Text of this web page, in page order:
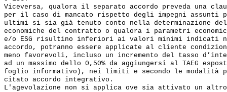
Viceversa, qualora il separato accordo preveda una
per il caso di mancato rispetto degli impegni assunti
ultimi si sia già tenuto conto nella determinazione
economiche del contratto o qualora i parametri
e/o ESG risultino inferiori ai valori minimi indicati
accordo, potranno essere applicate al cliente
meno favorevoli, incluso un incremento del tasso
ad un massimo dello 0,50% da aggiungersi al TAEG
foglio informativo), nei limiti e secondo le modalità
citato accordo integrativo.
L'agevolazione non si applica ove sia attivato un altro